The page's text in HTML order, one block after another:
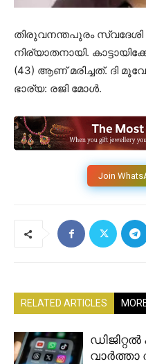
തിരുവനന്തപുരം സ്വദേശി
നിര്യാതനായി.
(43) ആണ്​ മരിച്ചത്​. ദി
ഭാര്യ: രജി മോള്‍.
Join
RELATED ARTICLES
ഡിജിറ്റൽ